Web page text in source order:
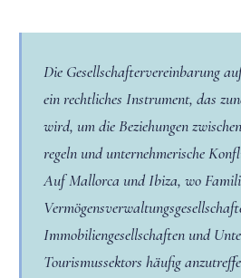
Die Gesellschaftervereinbarung
ein rechtliches Instrument, das
wird, um die Beziehungen
regeln und unternehmerische
Auf Mallorca und Ibiza, wo
Immobiliengesellschaften und
Tourismussektors häufig